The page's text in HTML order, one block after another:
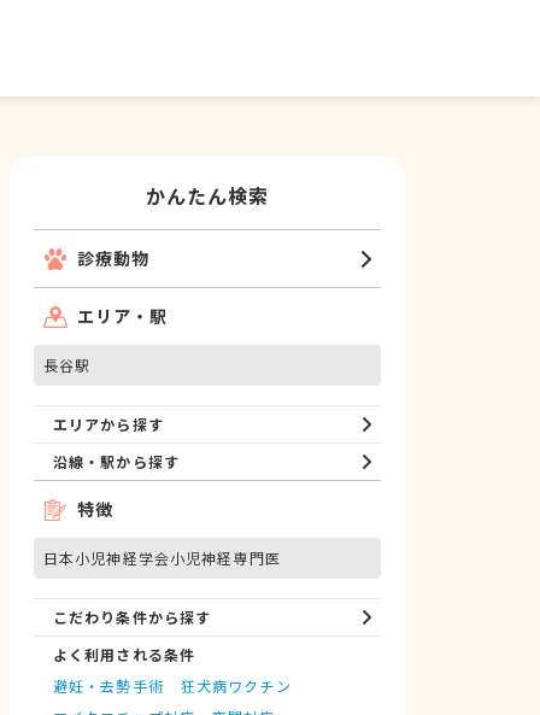
かんたん検索
診療動物
エリア・駅
長谷駅
エリアから探す
沿線・駅から探す
特徴
日本小児神経学会小児神経専門医
こだわり条件から探す
よく利用される条件
避妊・去勢手術
狂犬病ワクチン